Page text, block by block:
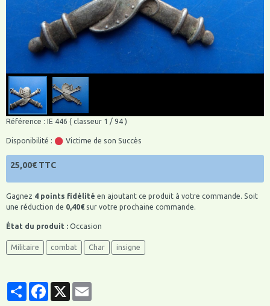
Référence : IE 446 ( classeur 1 / 94 )
Disponibilité : Victime de son Succès
25,00€ TTC
Gagnez 4 points fidélité en ajoutant ce produit à votre commande. Soit
une réduction de 0,40€ sur votre prochaine commande.
État du produit : Occasion
Militaire combat Char insigne
PartagerFacebook